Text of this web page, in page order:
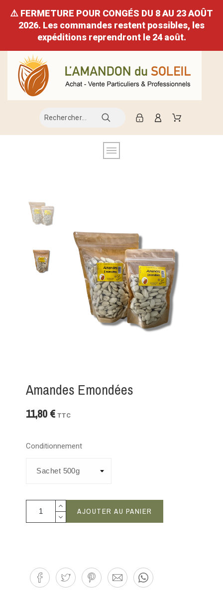
⚠️ FERMETURE POUR CONGÉS DU 8 AU 23 AOÛT
2026. Les commandes restent possibles, les
expéditions reprendront le 24 août.
Amandes Emondées
11,80 € TTC
Conditionnement
AJOUTER AU PANIER